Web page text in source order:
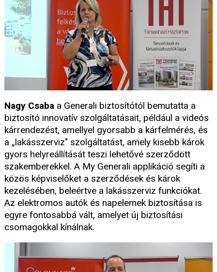
Nagy Csaba a Generali biztosítótól bemutatta a
biztosító innovatív szolgáltatásait, például a videós
kárrendezést, amellyel gyorsabb a kárfelmérés, és
a „lakásszerviz" szolgáltatást, amely kisebb károk
gyors helyreállítását teszi lehetővé szerződött
szakemberekkel. A My Generali applikáció segíti a
közös képviselőket a szerződések és károk
kezelésében, beleértve a lakásszerviz funkciókat.
Az elektromos autók és napelemek biztosítása is
egyre fontosabbá vált, amelyet új biztosítási
csomagokkal kínálnak.